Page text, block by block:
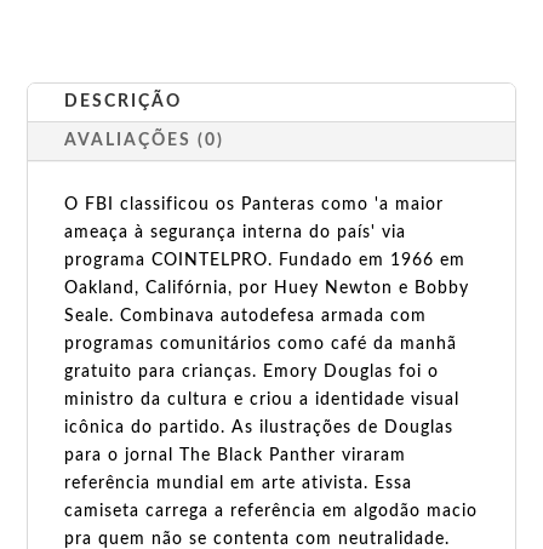
DESCRIÇÃO
AVALIAÇÕES (0)
O FBI classificou os Panteras como 'a maior
ameaça à segurança interna do país' via
programa COINTELPRO. Fundado em 1966 em
Oakland, Califórnia, por Huey Newton e Bobby
Seale. Combinava autodefesa armada com
programas comunitários como café da manhã
gratuito para crianças. Emory Douglas foi o
ministro da cultura e criou a identidade visual
icônica do partido. As ilustrações de Douglas
para o jornal The Black Panther viraram
referência mundial em arte ativista. Essa
camiseta carrega a referência em algodão macio
pra quem não se contenta com neutralidade.